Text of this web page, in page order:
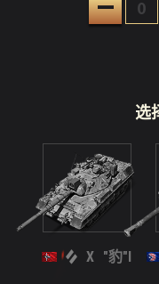
–
选
X "豹"I